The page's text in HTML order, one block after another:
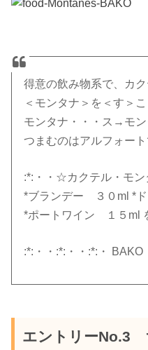
得意の飲み物系で、カ
＜モンタナ＞を＜す＞こ
モンタナ・・・ス→モ
つまむのはアルフォート
:*:・・☆カクテル・モ
*ブランデー ３０ml *
*ポートワイン １５ml
:*:・・:*:・・:*:・ BAKO
エントリーNo.3